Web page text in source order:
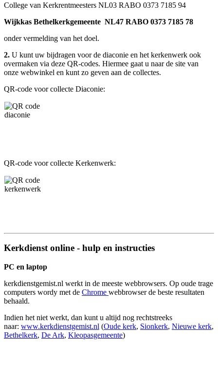
College van Kerkrentmeesters NL03 RABO 0373 7185 94
Wijkkas Bethelkerkgemeente NL47 RABO 0373 7185 78
onder vermelding van het doel.
2. U kunt uw bijdragen voor de diaconie en het kerkenwerk ook
overmaken via deze QR-codes. Hiermee gaat u naar de site van
onze webwinkel en kunt zo geven aan de collectes.
QR-code voor collecte Diaconie:
QR-code voor collecte Kerkenwerk:
Kerkdienst online - hulp en instructies
PC en laptop
kerkdienstgemist.nl werkt in de meeste webbrowsers. Op oude trage
computers wordy met de Chrome webbrowser de beste resultaten
behaald.
Indien het niet werkt, dan kunt u altijd nog rechtstreeks
naar: www.kerkdienstgemist.nl (Oude kerk, Sionkerk, Nieuwe kerk,
Bethelkerk, De Ark, Kleopasgemeente)